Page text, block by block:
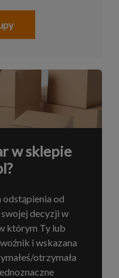
w sklepie
od
decyzji w
którym Ty lub
i wskazana
otrzymała